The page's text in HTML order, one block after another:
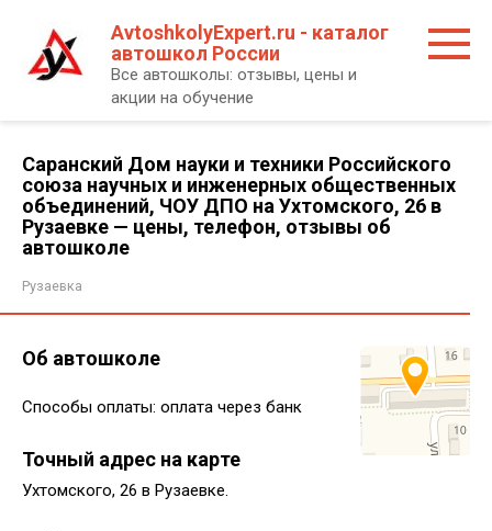
контенту
AvtoshkolyExpert.ru - каталог
автошкол России
Все автошколы: отзывы, цены и
акции на обучение
Саранский Дом науки и техники Российского
союза научных и инженерных общественных
объединений, ЧОУ ДПО на Ухтомского, 26 в
Рузаевке — цены, телефон, отзывы об
автошколе
Рузаевка
Об автошколе
Способы оплаты: оплата через банк
Точный адрес на карте
Ухтомского, 26 в Рузаевке.